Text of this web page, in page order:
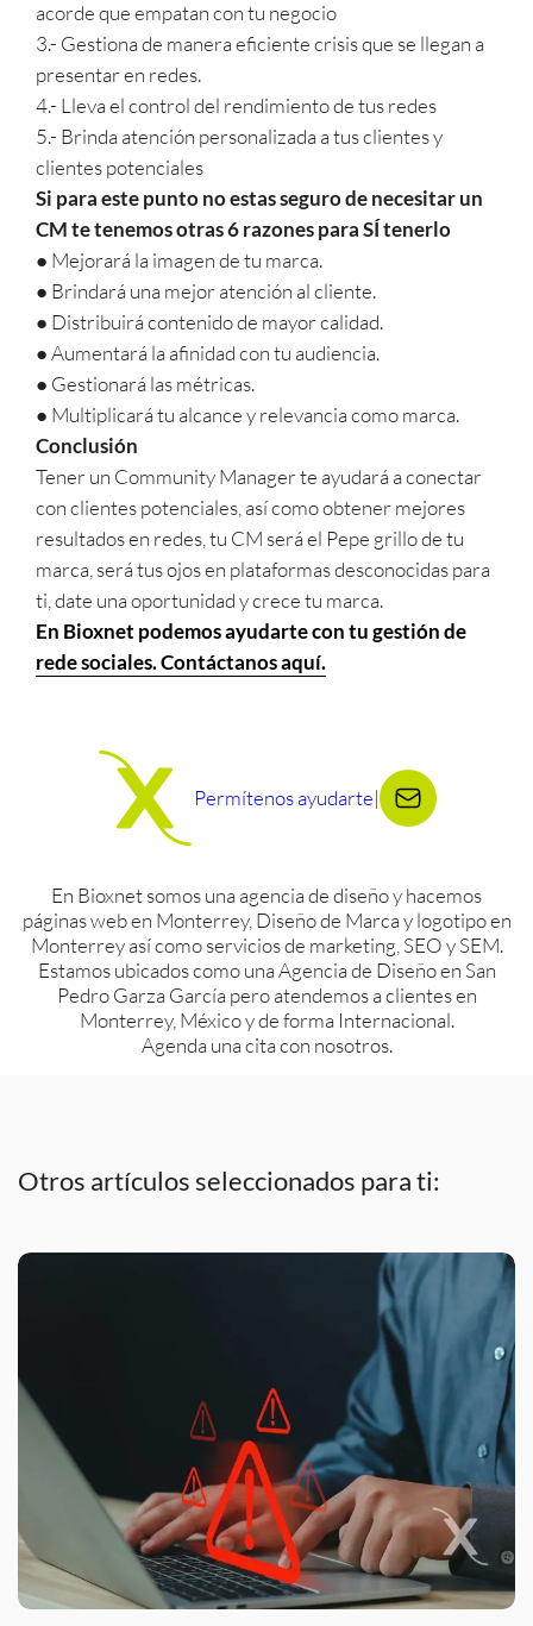
acorde que empatan con tu negocio
3.- Gestiona de manera eficiente crisis que se llegan a
presentar en redes.
4.- Lleva el control del rendimiento de tus redes
5.- Brinda atención personalizada a tus clientes y
clientes potenciales
Si para este punto no estas seguro de necesitar un
CM te tenemos otras 6 razones para SÍ tenerlo
● Mejorará la imagen de tu marca.
● Brindará una mejor atención al cliente.
● Distribuirá contenido de mayor calidad.
● Aumentará la afinidad con tu audiencia.
● Gestionará las métricas.
● Multiplicará tu alcance y relevancia como marca.
Conclusión
Tener un Community Manager te ayudará a conectar
con clientes potenciales, así como obtener mejores
resultados en redes, tu CM será el Pepe grillo de tu
marca, será tus ojos en plataformas desconocidas para
ti, date una oportunidad y crece tu marca.
En Bioxnet podemos ayudarte con tu gestión de
rede sociales. Contáctanos aquí.
Permítenos ayudarte|
En Bioxnet somos una agencia de diseño y hacemos
páginas web en Monterrey, Diseño de Marca y logotipo en
Monterrey así como servicios de marketing, SEO y SEM.
Estamos ubicados como una Agencia de Diseño en San
Pedro Garza García pero atendemos a clientes en
Monterrey, México y de forma Internacional.
Agenda una cita con nosotros.
Otros artículos seleccionados para ti: